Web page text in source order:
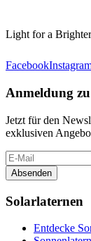
Light for a
Facebook
Anmeldung
Jetzt für den
exklusiven
Absenden
Solarlaternen
Entdecke